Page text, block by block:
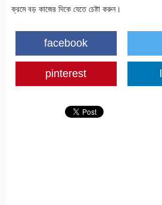
ক্রমে বড় কাজের দিকে যেতে চেষ্টা করুন।
facebook
pinterest